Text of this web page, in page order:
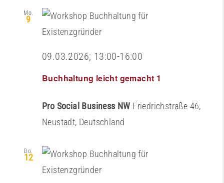
Mo.
9
Buchhaltung leicht gemacht 1
09.03.2026; 13:00-16:00
Pro Social Business NW Friedrichstraße 46,
Neustadt, Deutschland
Do.
12